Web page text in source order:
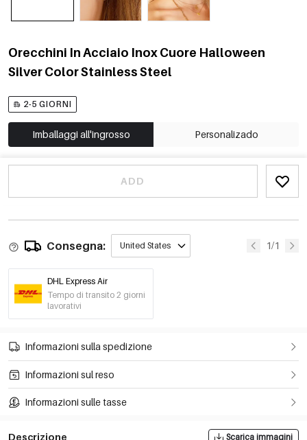
Orecchini In Acciaio Inox Cuore Halloween
Silver Color Stainless Steel
2-5 GIORNI
Imballaggi all'ingrosso Personalizado
ADD
Consegna: United States 1/1
DHL Express Air
Tempo di transito 2 giorni
lavorativi
Informazioni sulla spedizione
Informazioni sul reso
Informazioni sulle tasse
Descrizione Scarica immagini